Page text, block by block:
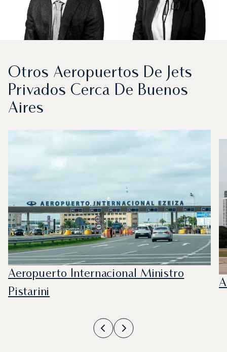
Otros Aeropuertos De Jets
Privados Cerca De Buenos
Aires
Aeropuerto Internacional Ministro
Pistarini